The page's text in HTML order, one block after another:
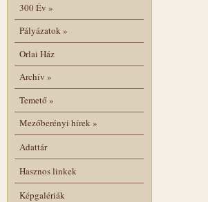
300 Év »
Pályázatok»
Orlai Ház
Archív »
Temető»
Mezőberényi hírek»
Adattár
Hasznos linkek
Képgalériák